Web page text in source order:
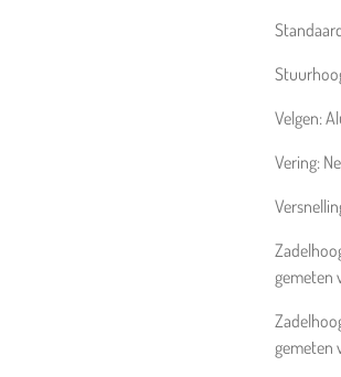
Velgen:
Vering:
gemeten
gemeten